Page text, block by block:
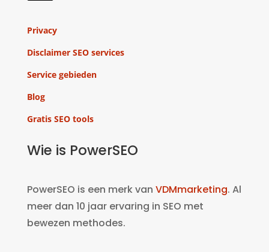
Privacy
Disclaimer SEO services
Service gebieden
Blog
Gratis SEO tools
Wie is PowerSEO
PowerSEO is een merk van VDMmarketing. Al
meer dan 10 jaar ervaring in SEO met
bewezen methodes.